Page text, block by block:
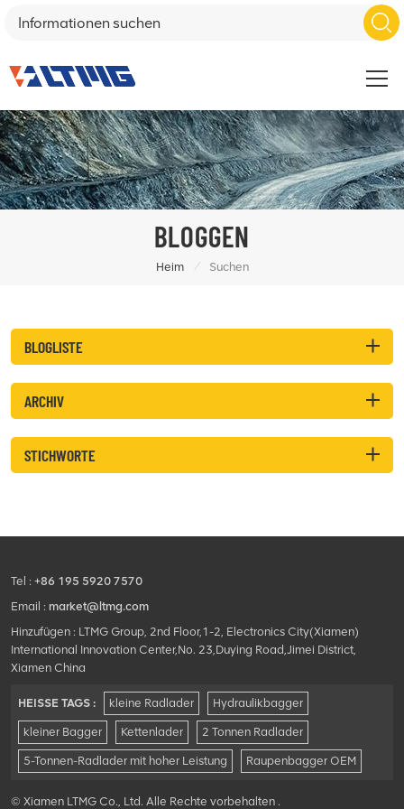
BLOGGEN
Heim / Suchen
BLOGLISTE
ARCHIV
STICHWORTE
Tel : +86 195 5920 7570
Email : market@ltmg.com
Hinzufügen : LTMG Group, 2nd Floor,1-2, Electronics City(Xiamen)
International Innovation Center,No. 23,Duying Road,Jimei District,
Xiamen China
HEISSE TAGS : kleine Radlader Hydraulikbagger
kleiner Bagger Kettenlader 2 Tonnen Radlader
5-Tonnen-Radlader mit hoher Leistung Raupenbagger OEM
© Xiamen LTMG Co., Ltd. Alle Rechte vorbehalten .